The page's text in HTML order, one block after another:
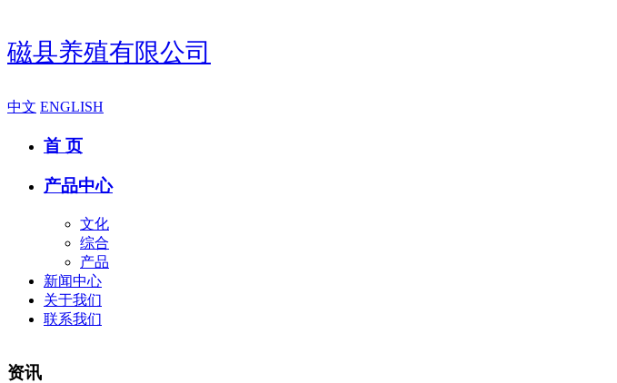
磁县养殖有限公司
中文 ENGLISH
首 页
产品中心
文化
综合
产品
新闻中心
关于我们
联系我们
资讯